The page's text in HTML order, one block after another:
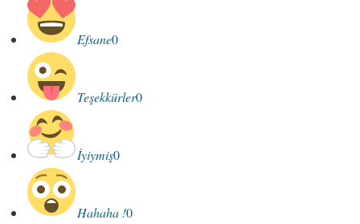
Efsane0
Teşekkürler0
İyiymiş0
Hahaha !0